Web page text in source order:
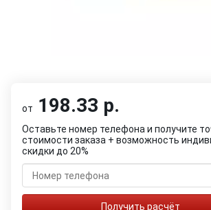
от 198.33 р.
Оставьте номер телефона и получите
стоимости заказа + возможность
скидки до 20%